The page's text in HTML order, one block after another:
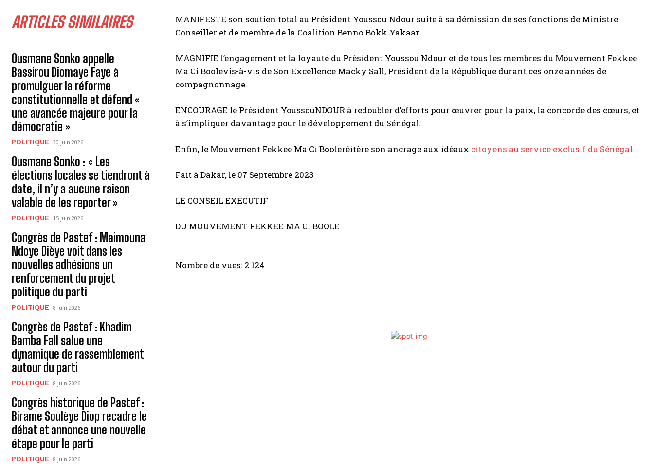
ARTICLES SIMILAIRES
Ousmane Sonko appelle
Bassirou Diomaye Faye à
promulguer la réforme
constitutionnelle et défend «
une avancée majeure pour la
démocratie »
POLITIQUE 30 juin 2026
Ousmane Sonko : « Les
élections locales se tiendront à
date, il n’y a aucune raison
valable de les reporter »
POLITIQUE 15 juin 2026
Congrès de Pastef : Maimouna
Ndoye Dièye voit dans les
nouvelles adhésions un
renforcement du projet
politique du parti
POLITIQUE 8 juin 2026
Congrès de Pastef : Khadim
Bamba Fall salue une
dynamique de rassemblement
autour du parti
POLITIQUE 8 juin 2026
Congrès historique de Pastef :
Birame Soulèye Diop recadre le
débat et annonce une nouvelle
étape pour le parti
POLITIQUE 8 juin 2026
MANIFESTE son soutien total au Président Youssou Ndour suite à sa démission de ses fonctions de Ministre
Conseiller et de membre de la Coalition Benno Bokk Yakaar.
MAGNIFIE l’engagement et la loyauté du Président Youssou Ndour et de tous les membres du Mouvement Fekkee
Ma Ci Boolevis-à-vis de Son Excellence Macky Sall, Président de la République durant ces onze années de
compagnonnage.
ENCOURAGE le Président YoussouNDOUR à redoubler d’efforts pour œuvrer pour la paix, la concorde des cœurs, et
à s’impliquer davantage pour le développement du Sénégal.
Enfin, le Mouvement Fekkee Ma Ci Booleréitère son ancrage aux idéaux citoyens au service exclusif du Sénégal.
Fait à Dakar, le 07 Septembre 2023
LE CONSEIL EXECUTIF
DU MOUVEMENT FEKKEE MA CI BOOLE
Nombre de vues: 2 124